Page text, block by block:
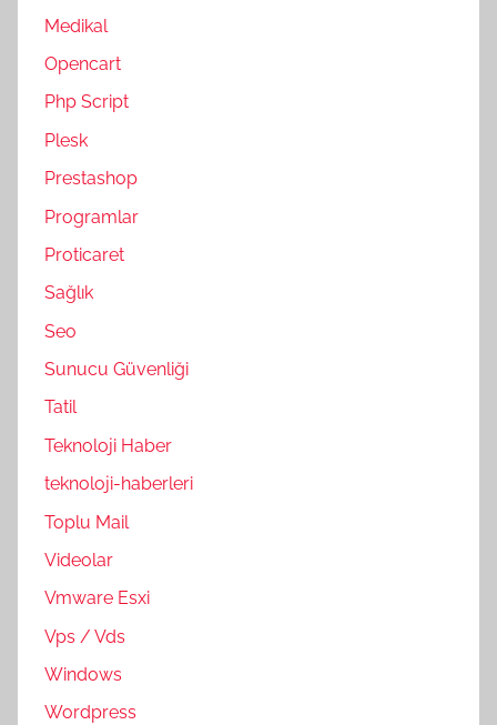
Medikal
Opencart
Php Script
Plesk
Prestashop
Programlar
Proticaret
Sağlık
Seo
Sunucu Güvenliği
Tatil
Teknoloji Haber
teknoloji-haberleri
Toplu Mail
Videolar
Vmware Esxi
Vps / Vds
Windows
Wordpress